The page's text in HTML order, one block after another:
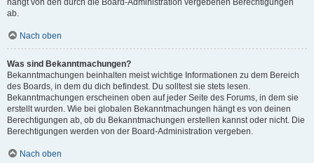
hängt von den durch die Board-Administration vergebenen Berechtigungen
ab.
Nach oben
Was sind Bekanntmachungen?
Bekanntmachungen beinhalten meist wichtige Informationen zu dem Bereich
des Boards, in dem du dich befindest. Du solltest sie stets lesen.
Bekanntmachungen erscheinen oben auf jeder Seite des Forums, in dem sie
erstellt wurden. Wie bei globalen Bekanntmachungen hängt es von deinen
Berechtigungen ab, ob du Bekanntmachungen erstellen kannst oder nicht. Die
Berechtigungen werden von der Board-Administration vergeben.
Nach oben